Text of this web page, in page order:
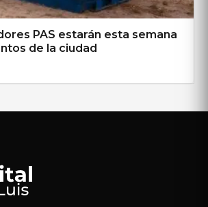
PAS estarán esta semana
de la ciudad